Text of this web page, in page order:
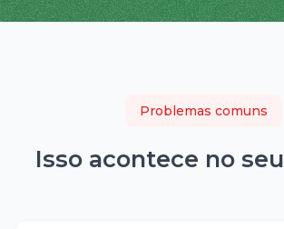
Problemas comuns
Isso acontece no seu